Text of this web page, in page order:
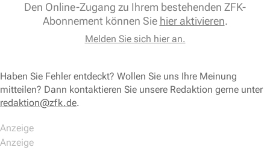
Den Online-Zugang zu Ihrem bestehenden ZFK-
Abonnement können Sie hier aktivieren.
Melden Sie sich hier an.
Haben Sie Fehler entdeckt? Wollen Sie uns Ihre Meinung
mitteilen? Dann kontaktieren Sie unsere Redaktion gerne unter
redaktion@zfk.de.